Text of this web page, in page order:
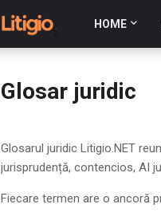
HOME
Glosar juridic
Glosarul juridic Litigio.NET
jurisprudență, contencios, AI
Fiecare termen are o ancoră